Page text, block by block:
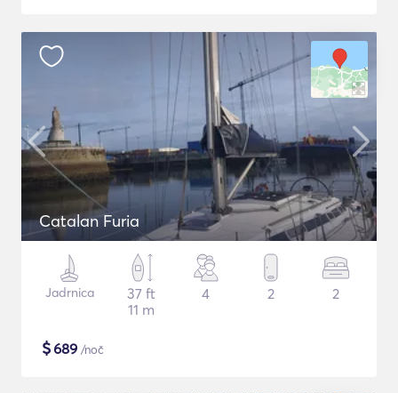
Catalan Furia
Jadrnica
37 ft
11 m
4 2 2
$689 /noč